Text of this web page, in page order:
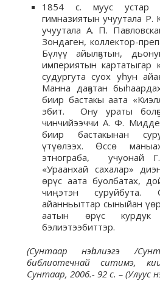
1854 с. муус устар
гимназиятын учуутала Р.
учуутала А. П.
Зондаген, коллектор-
Бүлүү айылҕатын,
империятын картатыгар
судургута суох уһун
Манна даҕатан
биир бастакы аата
эбит. Ону ураты
чинчийээччи А. Ф.
биир бастакынан
үтүөлээх. Өссө
этнограба, учуонай
«Ураанхай сахалар»
өрүс аата буолбатах,
чиңэтэн суруйбута.
айанньыттар сыныйан
аатын өрүс курдук
бэлиэтээбиттэр.
(Сунтаар нэһилиэгэ /
библиотечнай ситимэ,
Сунтаар, 2006.- 92 с. – (Улуус